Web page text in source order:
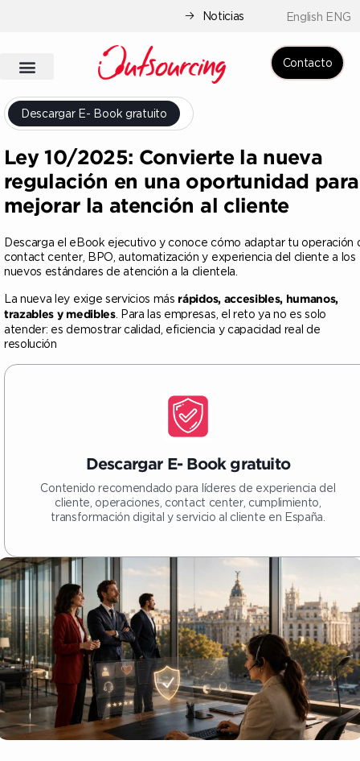
Noticias English ENG
Contacto
Descargar E- Book gratuito
Ley 10/2025: Convierte la nueva
regulación en una oportunidad para
mejorar la atención al cliente
Descarga el eBook ejecutivo y conoce cómo adaptar tu operación
contact center, BPO, automatización y experiencia del cliente a los
nuevos estándares de atención a la clientela.
La nueva ley exige servicios más rápidos, accesibles, humanos,
trazables y medibles. Para las empresas, el reto ya no es solo
atender: es demostrar calidad, eficiencia y capacidad real de
resolución
Descargar E- Book gratuito
Contenido recomendado para líderes de experiencia del
cliente, operaciones, contact center, cumplimiento,
transformación digital y servicio al cliente en España.